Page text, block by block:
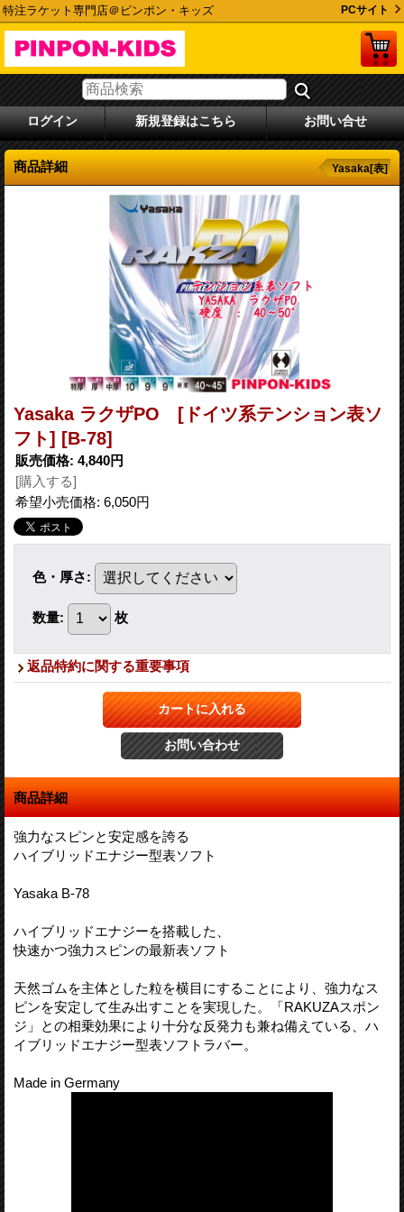
特注ラケット専門店＠ピンポン・キッズ PCサイト
ログイン 新規登録はこちら お問い合せ
商品詳細 Yasaka[表]
Yasaka ラクザPO [ドイツ系テンション表ソ
フト] [B-78]
販売価格: 4,840円
[購入する]
希望小売価格: 6,050円
色・厚さ:
数量: 枚
返品特約に関する重要事項
商品詳細
強力なスピンと安定感を誇る
ハイブリッドエナジー型表ソフト
Yasaka B-78
ハイブリッドエナジーを搭載した、
快速かつ強力スピンの最新表ソフト
天然ゴムを主体とした粒を横目にすることにより、強力なス
ピンを安定して生み出すことを実現した。「RAKUZAスポン
ジ」との相乗効果により十分な反発力も兼ね備えている、ハ
イブリッドエナジー型表ソフトラバー。
Made in Germany